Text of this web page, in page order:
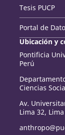
Tesis PUCP
Portal de
Ubicación y
Pontificia
Perú
Ciencias
Av.
Lima 32,